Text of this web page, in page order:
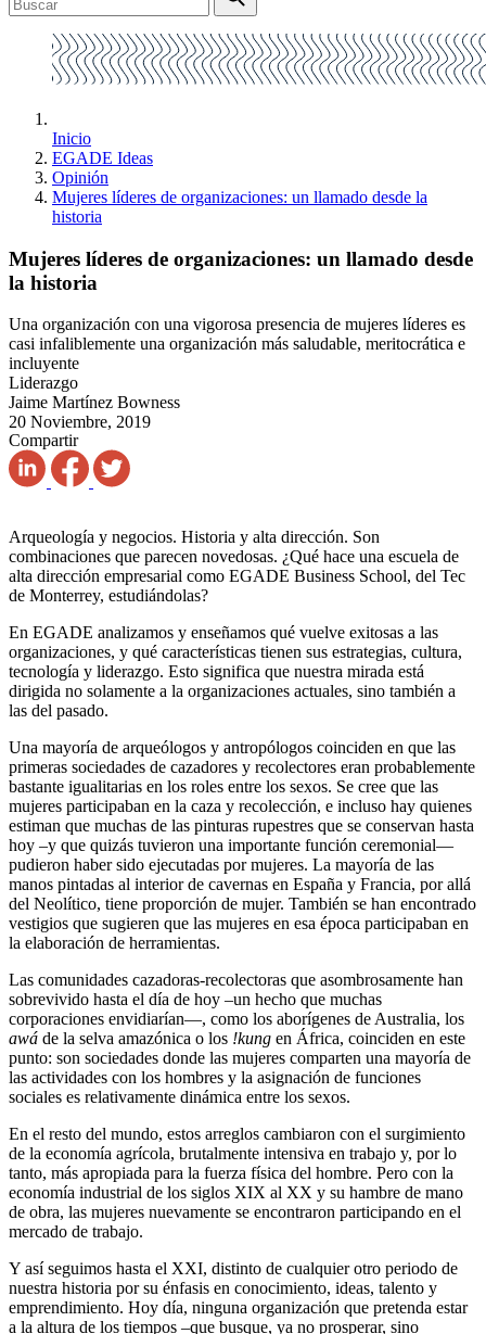
Inicio
EGADE Ideas
Opinión
Mujeres líderes de organizaciones: un llamado desde la
historia
Mujeres líderes de organizaciones: un llamado desde
la historia
Una organización con una vigorosa presencia de mujeres líderes es
casi infaliblemente una organización más saludable, meritocrática e
incluyente
Liderazgo
Jaime Martínez Bowness
20 Noviembre, 2019
Compartir
Arqueología y negocios. Historia y alta dirección. Son
combinaciones que parecen novedosas. ¿Qué hace una escuela de
alta dirección empresarial como EGADE Business School, del Tec
de Monterrey, estudiándolas?
En EGADE analizamos y enseñamos qué vuelve exitosas a las
organizaciones, y qué características tienen sus estrategias, cultura,
tecnología y liderazgo. Esto significa que nuestra mirada está
dirigida no solamente a la organizaciones actuales, sino también a
las del pasado.
Una mayoría de arqueólogos y antropólogos coinciden en que las
primeras sociedades de cazadores y recolectores eran probablemente
bastante igualitarias en los roles entre los sexos. Se cree que las
mujeres participaban en la caza y recolección, e incluso hay quienes
estiman que muchas de las pinturas rupestres que se conservan hasta
hoy –y que quizás tuvieron una importante función ceremonial—
pudieron haber sido ejecutadas por mujeres. La mayoría de las
manos pintadas al interior de cavernas en España y Francia, por allá
del Neolítico, tiene proporción de mujer. También se han encontrado
vestigios que sugieren que las mujeres en esa época participaban en
la elaboración de herramientas.
Las comunidades cazadoras-recolectoras que asombrosamente han
sobrevivido hasta el día de hoy –un hecho que muchas
corporaciones envidiarían—, como los aborígenes de Australia, los
awá de la selva amazónica o los !kung en África, coinciden en este
punto: son sociedades donde las mujeres comparten una mayoría de
las actividades con los hombres y la asignación de funciones
sociales es relativamente dinámica entre los sexos.
En el resto del mundo, estos arreglos cambiaron con el surgimiento
de la economía agrícola, brutalmente intensiva en trabajo y, por lo
tanto, más apropiada para la fuerza física del hombre. Pero con la
economía industrial de los siglos XIX al XX y su hambre de mano
de obra, las mujeres nuevamente se encontraron participando en el
mercado de trabajo.
Y así seguimos hasta el XXI, distinto de cualquier otro periodo de
nuestra historia por su énfasis en conocimiento, ideas, talento y
emprendimiento. Hoy día, ninguna organización que pretenda estar
a la altura de los tiempos –que busque, ya no prosperar, sino